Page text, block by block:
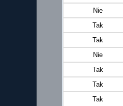
Nie
Tak
Tak
Nie
Tak
Tak
Tak